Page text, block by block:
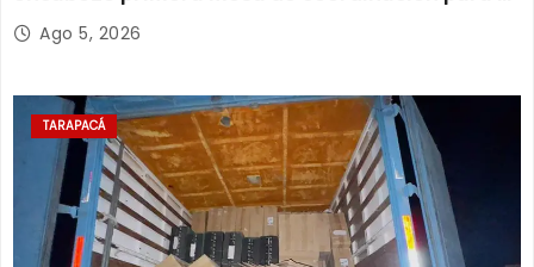
retiro de cables en desuso en Iquique
Ago 5, 2026
TARAPACÁ